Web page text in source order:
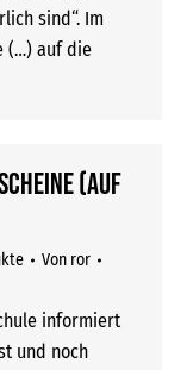
sind“. Im
(…) auf die
(auf
Von ror
informiert
und noch